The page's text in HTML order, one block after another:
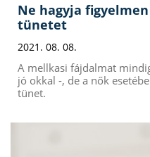
Ne hagyja
tünetet
2021. 08. 08.
A mellkasi fájdalmat
jó okkal -, de a nők
tünet.